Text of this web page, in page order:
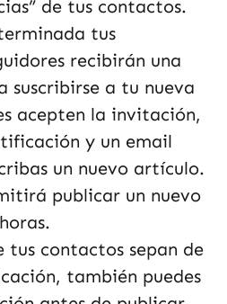
de tus contactos.
tus
recibirán una
suscribirse a tu nueva
acepten la invitación,
y un email
un nuevo artículo.
publicar un nuevo
tus contactos sepan de
también puedes